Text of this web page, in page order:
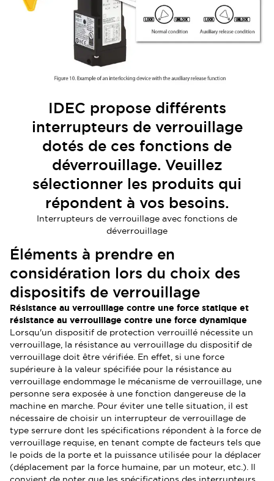
IDEC propose différents
interrupteurs de verrouillage
dotés de ces fonctions de
déverrouillage. Veuillez
sélectionner les produits qui
répondent à vos besoins.
Interrupteurs de verrouillage avec fonctions de
déverrouillage
Éléments à prendre en
considération lors du choix des
dispositifs de verrouillage
Résistance au verrouillage contre une force statique et
résistance au verrouillage contre une force dynamique
Lorsqu'un dispositif de protection verrouillé nécessite un
verrouillage, la résistance au verrouillage du dispositif de
verrouillage doit être vérifiée. En effet, si une force
supérieure à la valeur spécifiée pour la résistance au
verrouillage endommage le mécanisme de verrouillage, une
personne sera exposée à une fonction dangereuse de la
machine en marche. Pour éviter une telle situation, il est
nécessaire de choisir un interrupteur de verrouillage de
type serrure dont les spécifications répondent à la force de
verrouillage requise, en tenant compte de facteurs tels que
le poids de la porte et la puissance utilisée pour la déplacer
(déplacement par la force humaine, par un moteur, etc.). Il